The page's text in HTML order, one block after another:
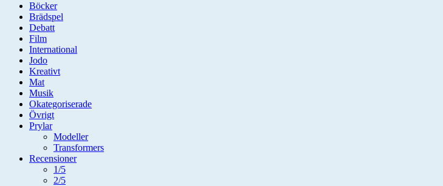
Böcker
Brädspel
Debatt
Film
International
Jodo
Kreativt
Mat
Musik
Okategoriserade
Övrigt
Prylar
Modeller
Transformers
Recensioner
1/5
2/5